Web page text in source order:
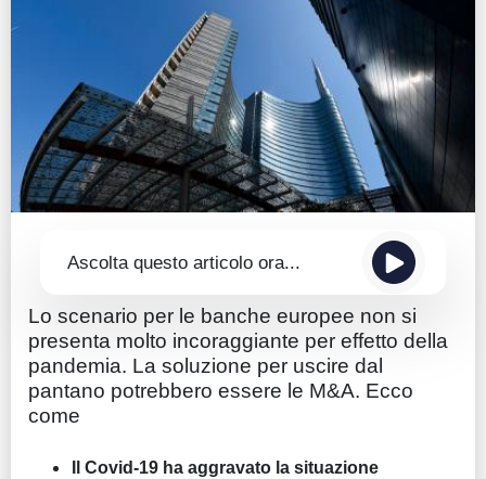
Ascolta questo articolo ora...
Lo scenario per le banche europee non si
presenta molto incoraggiante per effetto della
pandemia. La soluzione per uscire dal
pantano potrebbero essere le M&A. Ecco
come
Il Covid-19 ha aggravato la situazione